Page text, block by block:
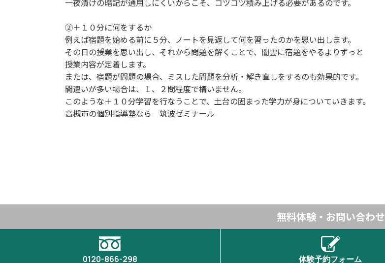
一夜漬けの暗記が通用しにくいからこそ、コツコツ積み上げる必要があるのです。
②＋１０分に何をするか
例えば宿題を始める前に５分、ノートを見返して何を習ったのかを思い出します。
その日の授業を思い出し、それから問題を解くことで、闇雲に宿題をやるよりずっと
授業内容が定着します。
または、宿題が問題の場合、ミスした問題を分析・解き直しをするのも効果的です。
間違いが多い場合は、１、２問程度で構いません。
このような＋１０分学習を行なうことで、土台の固まった学力が身についていきます。
高槻市の個別指導塾なら 筑波ゼミナール
無料体験・お問い合わせ
0120-866-298 体験予約フォーム